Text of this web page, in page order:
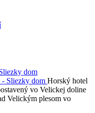
dom
Horský hotel
vo Velickej doline
Velickým plesom vo